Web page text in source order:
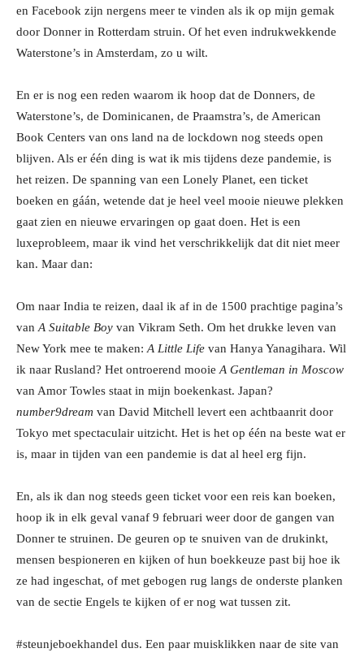
en Facebook zijn nergens meer te vinden als ik op mijn gemak
door Donner in Rotterdam struin. Of het even indrukwekkende
Waterstone’s in Amsterdam, zo u wilt.
En er is nog een reden waarom ik hoop dat de Donners, de
Waterstone’s, de Dominicanen, de Praamstra’s, de American
Book Centers van ons land na de lockdown nog steeds open
blijven. Als er één ding is wat ik mis tijdens deze pandemie, is
het reizen. De spanning van een Lonely Planet, een ticket
boeken en gáán, wetende dat je heel veel mooie nieuwe plekken
gaat zien en nieuwe ervaringen op gaat doen. Het is een
luxeprobleem, maar ik vind het verschrikkelijk dat dit niet meer
kan. Maar dan:
Om naar India te reizen, daal ik af in de 1500 prachtige pagina’s
van A Suitable Boy van Vikram Seth. Om het drukke leven van
New York mee te maken: A Little Life van Hanya Yanagihara. Wil
ik naar Rusland? Het ontroerend mooie A Gentleman in Moscow
van Amor Towles staat in mijn boekenkast. Japan?
number9dream van David Mitchell levert een achtbaanrit door
Tokyo met spectaculair uitzicht. Het is het op één na beste wat er
is, maar in tijden van een pandemie is dat al heel erg fijn.
En, als ik dan nog steeds geen ticket voor een reis kan boeken,
hoop ik in elk geval vanaf 9 februari weer door de gangen van
Donner te struinen. De geuren op te snuiven van de drukinkt,
mensen bespioneren en kijken of hun boekkeuze past bij hoe ik
ze had ingeschat, of met gebogen rug langs de onderste planken
van de sectie Engels te kijken of er nog wat tussen zit.
#steunjeboekhandel dus. Een paar muisklikken naar de site van